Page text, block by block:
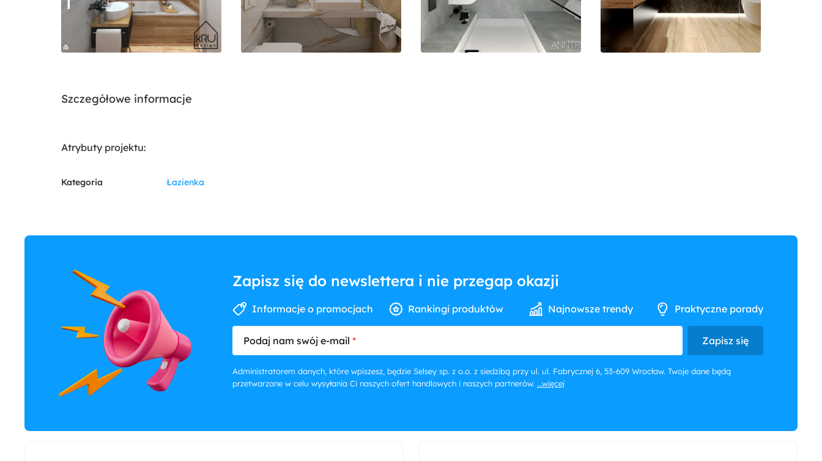
Szczegółowe informacje
Atrybuty projektu:
Kategoria Łazienka
Zapisz się do newslettera i nie przegap okazji
Informacje o promocjach Rankingi produktów Najnowsze trendy Praktyczne porady
Podaj nam swój e-mail Zapisz się
Administratorem danych, które wpiszesz, będzie Selsey sp. z o.o. z siedzibą przy ul. ul. Fabrycznej 6, 53-609 Wrocław. Twoje dane będą
przetwarzane w celu wysyłania Ci naszych ofert handlowych i naszych partnerów. ...więcej